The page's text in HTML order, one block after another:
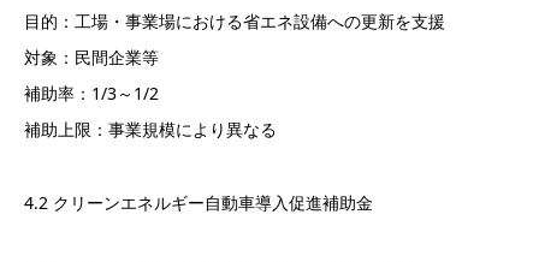
目的：工場・事業場における省エネ設備への更新を支援
対象：民間企業等
補助率：1/3～1/2
補助上限：事業規模により異なる
4.2 クリーンエネルギー自動車導入促進補助金